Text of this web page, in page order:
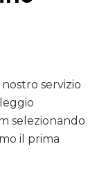
servizio
selezionando
il prima